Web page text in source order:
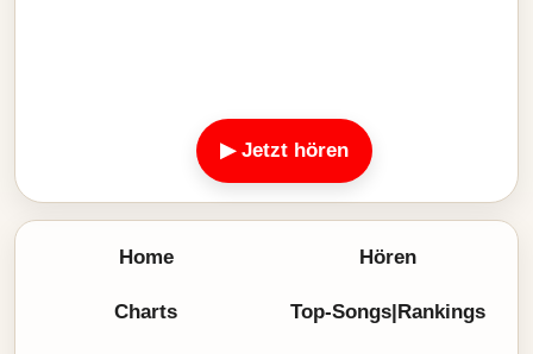
▶ Jetzt hören
Home Hören
Charts Top-Songs|Rankings